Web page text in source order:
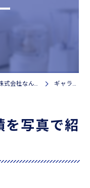
富山県富山市のリサイクルショップなら株式会社なんでも鑑定局 ギャラリー
を写真で紹